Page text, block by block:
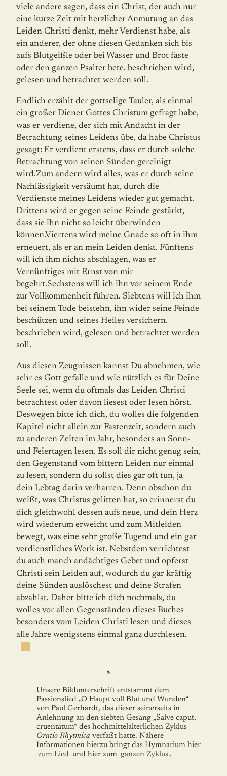
viele andere sagen, dass ein Christ, der auch nur
eine kurze Zeit mit herzlicher An­mu­tung an das
Leiden Christi denkt, mehr Verdienst habe, als
ein anderer, der ohne die­sen Gedanken sich bis
aufs Blutgeißle oder bei Wasser und Brot faste
oder den ganzen Psalter bete. beschrieben wird,
gelesen und betrachtet werden soll.
Endlich erzählt der gottselige Tauler, als einmal
ein großer Diener Gottes Christum gefragt habe,
was er verdiene, der sich mit Andacht in der
Betrachtung seines Leidens übe, da habe Christus
gesagt: Er verdient erstens, dass er durch solche
Betrachtung von seinen Sünden gereinigt
wird.Zum andern wird alles, was er durch seine
Nachlässigkeit versäumt hat, durch die
Verdienste meines Leidens wieder gut gemacht.
Drittens wird er gegen seine Feinde gestärkt,
dass sie ihn nicht so leicht überwinden
können.Viertens wird meine Gnade so oft in ihm
erneuert, als er an mein Leiden denkt. Fünftens
will ich ihm nichts abschlagen, was er
Vernünftiges mit Ernst von mir
begehrt.Sechstens will ich ihn vor seinem Ende
zur Vollkommenheit führen. Siebtens will ich ihm
bei seinem Tode beistehn, ihn wider seine Feinde
beschützen und seines Heiles versichern.
beschrieben wird, gelesen und betrachtet werden
soll.
Aus diesen Zeugnissen kannst Du abnehmen, wie
sehr es Gott gefalle und wie nützlich es für Deine
Seele sei, wenn du oftmals das Leiden Christi
betrachtest oder davon liesest oder lesen hörst.
Deswegen bitte ich dich, du wolles die folgenden
Kapitel nicht allein zur Fastenzeit, sondern auch
zu anderen Zeiten im Jahr, besonders an Sonn-
und Feiertagen lesen. Es soll dir nicht genug sein,
den Gegenstand vom bittern Leiden nur einmal
zu le­sen, sondern du sollst dies gar oft tun, ja
dein Lebtag darin verharren. Denn obschon du
weißt, was Christus gelitten hat, so erinnerst du
dich gleichwohl dessen aufs neue, und dein Herz
wird wiederum erweicht und zum Mitleiden
bewegt, was eine sehr große Tu­gend und ein gar
verdienstliches Werk ist. Nebstdem verrichtest
du auch manch andäch­tiges Gebet und opferst
Christi sein Leiden auf, wodurch du gar kräftig
deine Sünden auslöschest und deine Strafen
abzahlst. Daher bitte ich dich nochmals, du
wolles vor allen Gegenständen dieses Buches
besonders vom Leiden Christi lesen und dieses
alle Jahre wenigstens einmal ganz durchlesen.
*
Unsere Bildunterschrift entstammt dem
Passionslied „O Haupt voll Blut und Wunden“
von Paul Gerhardt, das dieser seinerseits in
Anlehnung an den siebten Gesang „Salve caput,
cruentatum“ des hochmittelalterlichen Zyklus
Oratio Rhytmica verfaßt hatte. Nähere
Informationen hierzu bringt das Hymnarium hier
zum Lied und hier zum ganzen Zyklus .